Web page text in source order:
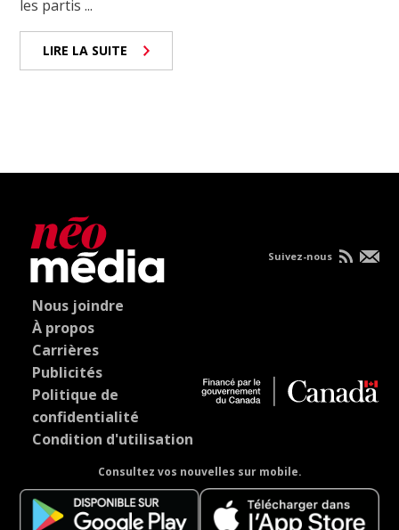
les partis ...
LIRE LA SUITE
Nous joindre
À propos
Carrières
Publicités
Politique de
confidentialité
Condition d'utilisation
Consultez vos nouvelles sur mobile.
Suivez-nous